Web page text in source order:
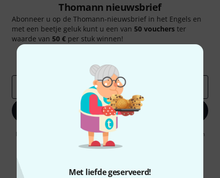
Met liefde geserveerd!
Thomann nieuwsbrief
Abonneer u op de Thomann-nieuwsbrief in het Engels en
met een beetje geluk kunt u een van 50 vouchers ter
waarde van 50 € per stuk winnen!
Thomann-inzichten
Registreer nu
Door op "Registreer nu" te klikken, gaat u akkoord met het ontvangen
van e-mailreclame. U kunt zich op elk moment afmelden. Meer
informatie over de nieuwsbrief vindt u in onze
* Benodigd